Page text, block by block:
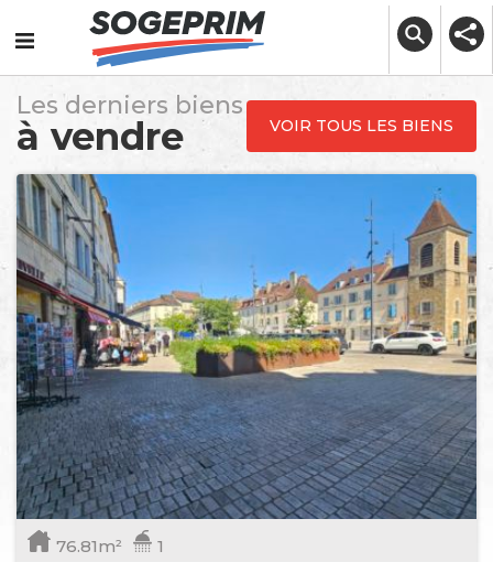
to
Les derniers biens
à vendre VOIR TOUS LES BIENS
76.81m²
1